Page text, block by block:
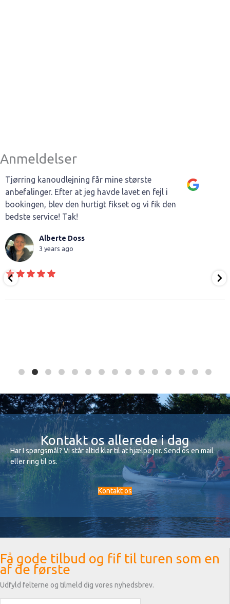
Anmeldelser
Tjørring kanoudlejning får mine største
anbefalinger. Efter at jeg havde lavet en fejl i
bookingen, blev den hurtigt fikset og vi fik den
bedste service! Tak!
Alberte Doss
3 years ago
Kontakt os allerede i dag
Har I spørgsmål? Vi står altid klar til at hjælpe jer. Send os en mail
eller ring til os.
Kontakt os
Få gode tilbud og fif til turen som en
af de første
Udfyld felterne og tilmeld dig vores nyhedsbrev.